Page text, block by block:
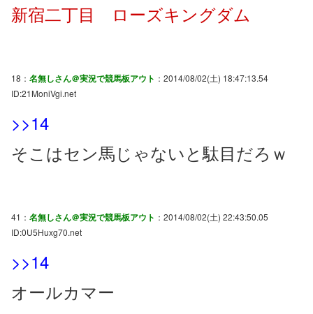
新宿二丁目 ローズキングダム
18： 名無しさん＠実況で競馬板アウト ：2014/08/02(土) 18:47:13.54
ID:21MoniVgi.net
>>14
そこはセン馬じゃないと駄目だろｗ
41： 名無しさん＠実況で競馬板アウト ：2014/08/02(土) 22:43:50.05
ID:0U5Huxg70.net
>>14
オールカマー